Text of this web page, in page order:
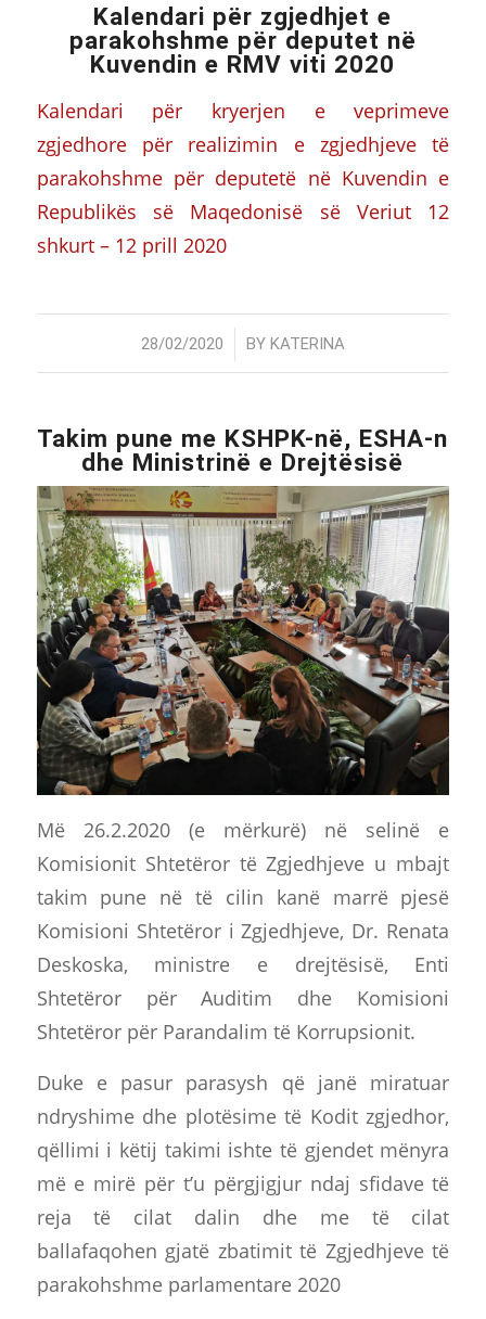
Kalendari për zgjedhjet e
parakohshme për deputet në
Kuvendin e RMV viti 2020
Kalendari për kryerjen e veprimeve
zgjedhore për realizimin e zgjedhjeve të
parakohshme për deputetë në Kuvendin e
Republikës së Maqedonisë së Veriut 12
shkurt – 12 prill 2020
28/02/2020
/ BY KATERINA
Takim pune me KSHPK-në, ESHA-n
dhe Ministrinë e Drejtësisë
Më 26.2.2020 (e mërkurë) në selinë e
Komisionit Shtetëror të Zgjedhjeve u mbajt
takim pune në të cilin kanë marrë pjesë
Komisioni Shtetëror i Zgjedhjeve, Dr. Renata
Deskoska, ministre e drejtësisë, Enti
Shtetëror për Auditim dhe Komisioni
Shtetëror për Parandalim të Korrupsionit.
Duke e pasur parasysh që janë miratuar
ndryshime dhe plotësime të Kodit zgjedhor,
qëllimi i këtij takimi ishte të gjendet mënyra
më e mirë për t’u përgjigjur ndaj sfidave të
reja të cilat dalin dhe me të cilat
ballafaqohen gjatë zbatimit të Zgjedhjeve të
parakohshme parlamentare 2020